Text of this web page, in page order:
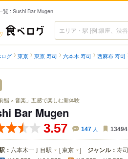
覧 : Sushi Bar Mugen
食べログ
グ 東京 東京 寿司 六本木 寿司 西麻布 寿司
鮨 × 音楽」五感で楽しむ新体験
Bar Mugen
3.57 147 人 13494
： 六本木一丁目駅 [東京 ] ジャンル： 寿司